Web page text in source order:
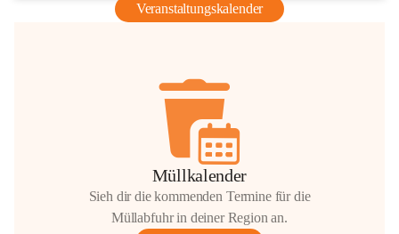
Veranstaltungskalender
Müllkalender
Sieh dir die kommenden Termine für die
Müllabfuhr in deiner Region an.